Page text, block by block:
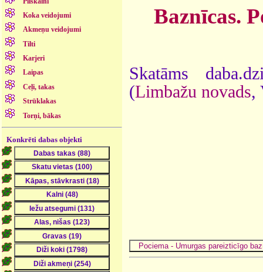
Koka veidojumi
Akmeņu veidojumi
Tilti
Karjeri
Laipas
Ceļi, takas
Strūklakas
Torņi, bākas
Konkrēti dabas objekti
Baznīcas.
Skatāms
(Limbažu novads,